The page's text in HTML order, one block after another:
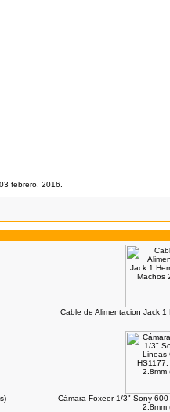
febrero, 2016.
Cable de Alimentacion Jack
Cámara Foxeer 1/3" Sony
2.8mm